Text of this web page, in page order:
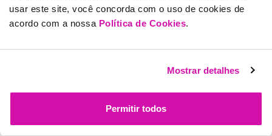
usar este site, você concorda com o uso de cookies de
acordo com a nossa Política de Cookies.
Mostrar detalhes
Permitir todos